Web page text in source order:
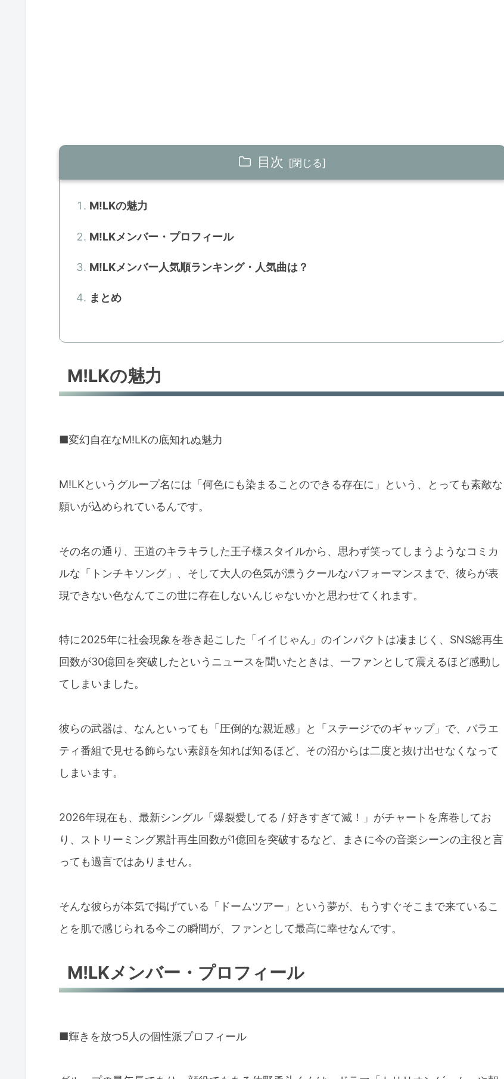
目次
M!LKの魅力
M!LKメンバー・プロフィール
M!LKメンバー人気順ランキング・人気曲は？
まとめ
M!LKの魅力
■変幻自在なM!LKの底知れぬ魅力
M!LKというグループ名には「何色にも染まることのできる存在に」という、とっても素敵な
願いが込められているんです。
その名の通り、王道のキラキラした王子様スタイルから、思わず笑ってしまうようなコミカ
ルな「トンチキソング」、そして大人の色気が漂うクールなパフォーマンスまで、彼らが表
現できない色なんてこの世に存在しないんじゃないかと思わせてくれます。
特に2025年に社会現象を巻き起こした「イイじゃん」のインパクトは凄まじく、SNS総再生
回数が30億回を突破したというニュースを聞いたときは、一ファンとして震えるほど感動し
てしまいました。
彼らの武器は、なんといっても「圧倒的な親近感」と「ステージでのギャップ」で、バラエ
ティ番組で見せる飾らない素顔を知れば知るほど、その沼からは二度と抜け出せなくなって
しまいます。
2026年現在も、最新シングル「爆裂愛してる / 好きすぎて滅！」がチャートを席巻してお
り、ストリーミング累計再生回数が1億回を突破するなど、まさに今の音楽シーンの主役と言
っても過言ではありません。
そんな彼らが本気で掲げている「ドームツアー」という夢が、もうすぐそこまで来ているこ
とを肌で感じられる今この瞬間が、ファンとして最高に幸せなんです。
M!LKメンバー・プロフィール
■輝きを放つ5人の個性派プロフィール